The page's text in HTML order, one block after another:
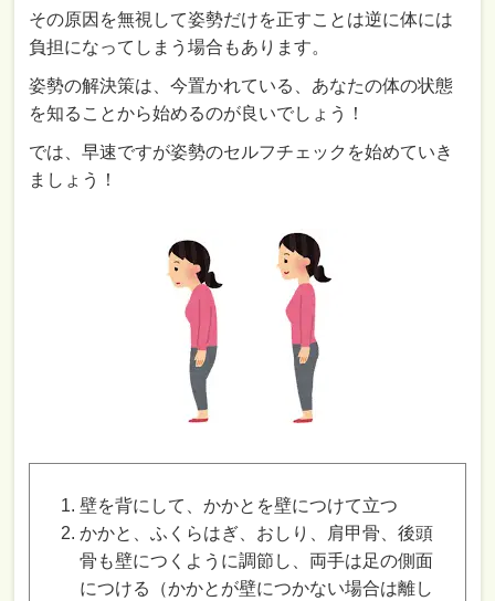
その原因を無視して姿勢だけを正すことは逆に体には
負担になってしまう場合もあります。
姿勢の解決策は、今置かれている、あなたの体の状態
を知ることから始めるのが良いでしょう！
では、早速ですが姿勢のセルフチェックを始めていき
ましょう！
壁を背にして、かかとを壁につけて立つ
かかと、ふくらはぎ、おしり、肩甲骨、後頭
骨も壁につくように調節し、両手は足の側面
につける（かかとが壁につかない場合は離し